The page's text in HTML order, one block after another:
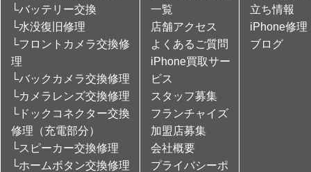
└バッテリー交換
└水没復旧修理
└フロントカメラ交換修
理
└バックカメラ交換修理
└カメラレンズ交換修理
└ドックコネクター交換
修理（充電部分）
└スピーカー交換修理
└ホームボタン交換修理
一覧
店舗アクセス
よくあるご質問
iPhone買取サー
ビス
スタッフ募集
フランチャイズ
加盟店募集
会社概要
プライバシーポ
立ち情報
iPhone修理
ブログ